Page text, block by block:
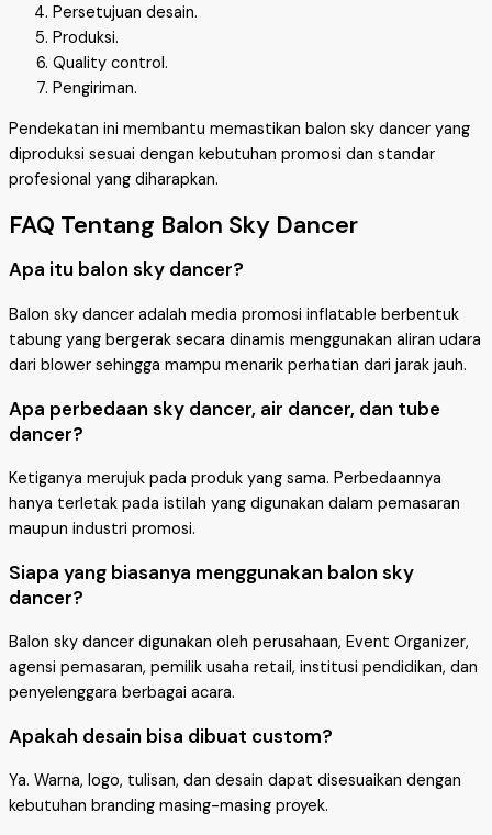
Persetujuan desain.
Produksi.
Quality control.
Pengiriman.
Pendekatan ini membantu memastikan balon sky dancer yang
diproduksi sesuai dengan kebutuhan promosi dan standar
profesional yang diharapkan.
FAQ Tentang Balon Sky Dancer
Apa itu balon sky dancer?
Balon sky dancer adalah media promosi inflatable berbentuk
tabung yang bergerak secara dinamis menggunakan aliran udara
dari blower sehingga mampu menarik perhatian dari jarak jauh.
Apa perbedaan sky dancer, air dancer, dan tube
dancer?
Ketiganya merujuk pada produk yang sama. Perbedaannya
hanya terletak pada istilah yang digunakan dalam pemasaran
maupun industri promosi.
Siapa yang biasanya menggunakan balon sky
dancer?
Balon sky dancer digunakan oleh perusahaan, Event Organizer,
agensi pemasaran, pemilik usaha retail, institusi pendidikan, dan
penyelenggara berbagai acara.
Apakah desain bisa dibuat custom?
Ya. Warna, logo, tulisan, dan desain dapat disesuaikan dengan
kebutuhan branding masing-masing proyek.